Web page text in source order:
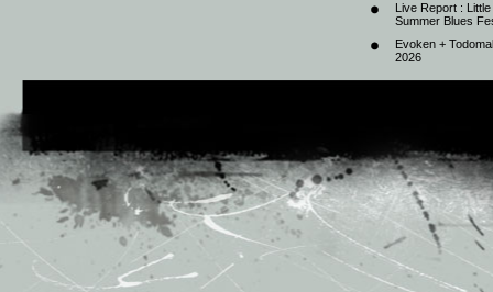
Live Report :
Summer Blues
Evoken +
2026